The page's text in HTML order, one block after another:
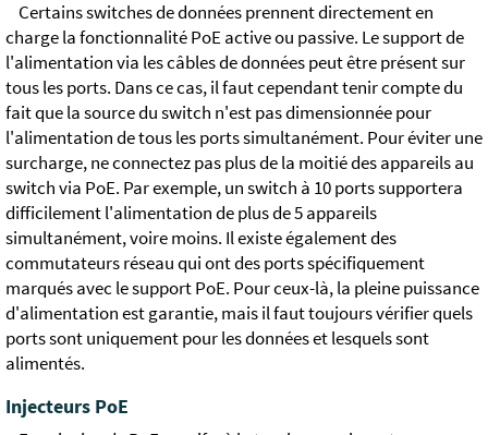
Certains switches de données prennent directement en
charge la fonctionnalité PoE active ou passive. Le support de
l'alimentation via les câbles de données peut être présent sur
tous les ports. Dans ce cas, il faut cependant tenir compte du
fait que la source du switch n'est pas dimensionnée pour
l'alimentation de tous les ports simultanément. Pour éviter une
surcharge, ne connectez pas plus de la moitié des appareils au
switch via PoE. Par exemple, un switch à 10 ports supportera
difficilement l'alimentation de plus de 5 appareils
simultanément, voire moins. Il existe également des
commutateurs réseau qui ont des ports spécifiquement
marqués avec le support PoE. Pour ceux-là, la pleine puissance
d'alimentation est garantie, mais il faut toujours vérifier quels
ports sont uniquement pour les données et lesquels sont
alimentés.
Injecteurs PoE